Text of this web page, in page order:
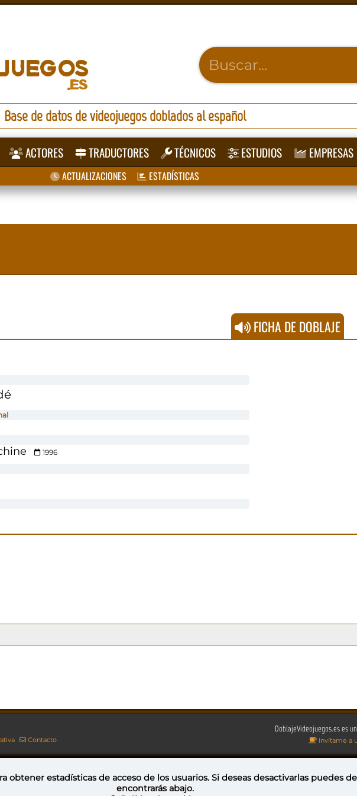
Base de datos de videojuegos doblados al español
ACTORES TRADUCTORES TÉCNICOS ESTUDIOS EMPRESAS
ACTUALIZACIONES ESTADÍSTICAS
FICHA DE DOBLAJE
1996
DoblajeVideojuegos.es es
Invítame a
Contacto
obra está bajo una licencia de Creative Commons Reconocimiento-NoComercial-CompartirIgual 4.0 Internacional
obtener estadísticas de acceso de los usuarios. Si deseas desactivarlas puedes
encontrarás abajo.